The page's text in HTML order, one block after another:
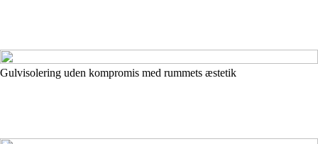
Gulvisolering uden kompromis med rummets æstetik